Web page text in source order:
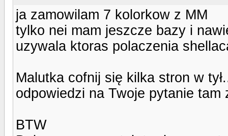
ja zamowilam 7 kolorkow z MM
tylko nei mam jeszcze bazy i
uzywala ktoras polaczenia
Malutka cofnij się kilka stron w
odpowiedzi na Twoje pytanie tam
BTW